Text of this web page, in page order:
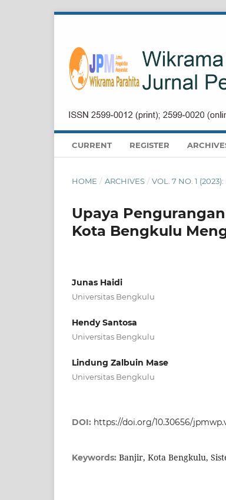
CURRENT REGISTER
HOME / ARCHIVES / VOL. 7 NO. 1
Upaya
Kota Bengkulu
Junas Haidi
Universitas Bengkulu
Hendy Santosa
Universitas Bengkulu
Lindung Zalbuin Mase
Universitas Bengkulu
DOI: https://doi.org/10.30656/
Keywords: Banjir, Kota Bengkulu,